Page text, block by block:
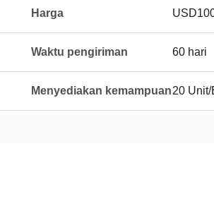
Harga
Waktu pengiriman 60 hari
Menyediakan kemampuan20 Unit/